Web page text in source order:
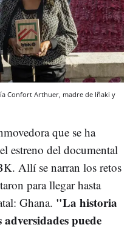
Confort Arthuer, madre de Iñaki y
que se ha
estreno del documental
Allí se narran los retos
para llegar hasta
Ghana. "La historia
puede